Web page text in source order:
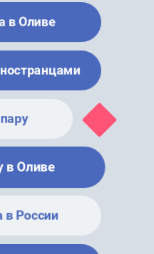
в Оливе
в Оливе
в России